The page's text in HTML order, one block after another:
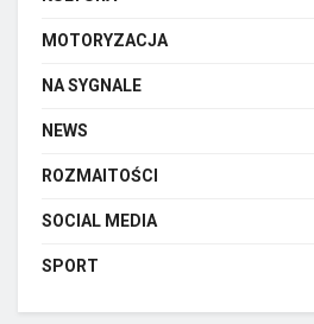
MOTORYZACJA
NA SYGNALE
NEWS
ROZMAITOŚCI
SOCIAL MEDIA
SPORT